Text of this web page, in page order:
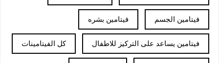
فيتامين الجسم فيتامين بشره
فيتامين يساعد على التركيز للاطفال كل الفيتامينات